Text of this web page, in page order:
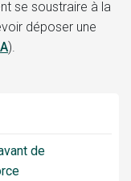
se soustraire à la
déposer une
)
de